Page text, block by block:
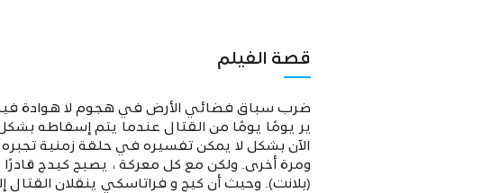
قصة الفيلم
ضرب سباق فضائي الأرض في هجوم لا هوادة فيه
ير يومًا يومًا من القتال عندما يتم إسقاطه
الآن بشكل لا يمكن تفسيره في حلقة زمنية
ومرة أخرى. ولكن مع كل معركة ، يصبح كيدج
(بلانت). وحيث أن كيج و فراتاسكي ينقلان